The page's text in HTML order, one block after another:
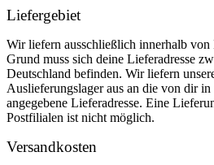
Liefergebiet
Wir liefern ausschließlich innerhalb von
Grund muss sich deine Lieferadresse
Deutschland befinden. Wir liefern
Auslieferungslager aus an die von dir
angegebene Lieferadresse. Eine
Postfilialen ist nicht möglich.
Versandkosten